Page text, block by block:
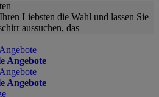
Liebsten die Wahl und lassen Sie
aussuchen, das
Angebote
Angebote